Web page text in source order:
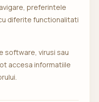
preferintele
diferite functionalitati
software, virusi sau
accesa informatiile